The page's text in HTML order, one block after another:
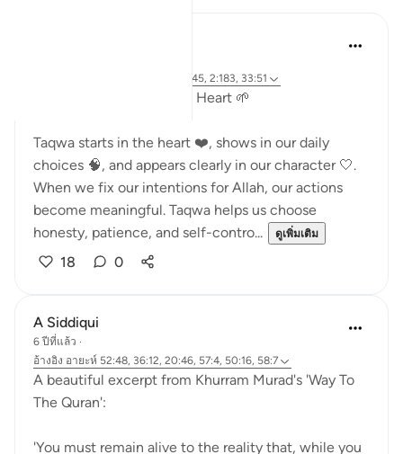
อายะห์ 26:88-89, 58:7, 29:45, 2:183, 33:51
Growing Taqwa from the Heart 🌱
Taqwa starts in the heart ❤️, shows in our daily
choices 🧠, and appears clearly in our character 🤍.
When we fix our intentions for Allah, our actions
become meaningful. Taqwa helps us choose
honesty, patience, and self-contro...
ดูเพิ่มเติม
18 0
A Siddiqui
6 ปีที่แล้ว ·
อ้างอิง อายะห์ 52:48, 36:12, 20:46, 57:4, 50:16, 58:7
A beautiful excerpt from Khurram Murad's 'Way To
The Quran':
'You must remain alive to the reality that, while you